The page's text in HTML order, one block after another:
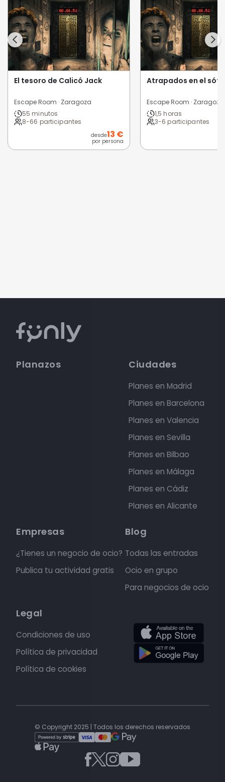
El tesoro de Calicó Jack
Escape Room · Zaragoza
55 minutos
8-66 participantes
desde13 €
por persona
Atrapados en el
Escape Room · Zaragoza
1,5 horas
3-6 participantes
Planazos Ciudades
Planes en Madrid
Planes en Barcelona
Planes en Valencia
Planes en Sevilla
Planes en Bilbao
Planes en Málaga
Planes en Cádiz
Planes en Alicante
Empresas
¿Tienes un negocio de ocio?
Publica tu actividad gratis
Blog
Todas las entradas
Ocio en grupo
Para negocios de ocio
Legal
Condiciones de uso
Política de privacidad
Política de cookies
© Copyright 2025 | Todos los derechos reservados